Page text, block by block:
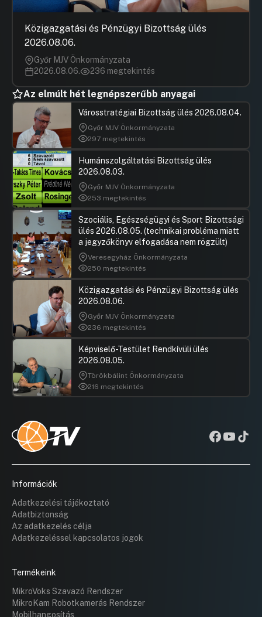
Közigazgatási és Pénzügyi Bizottság ülés
2026.08.06.
Győr MJV Önkormányzata
2026.08.06.
236 megtekintés
Az elmúlt hét legnépszerűbb anyagai
Városstratégiai Bizottság ülés 2026.08.04.
Győr MJV Önkormányzata
297 megtekintés
Humánszolgáltatási Bizottság ülés
2026.08.03.
Győr MJV Önkormányzata
253 megtekintés
Szociális, Egészségügyi és Sport Bizottsági
ülés 2026.08.05. (technikai probléma miatt
a jegyzőkönyv elfogadása nem rögzült)
Veresegyház Önkormányzata
250 megtekintés
Közigazgatási és Pénzügyi Bizottság ülés
2026.08.06.
Győr MJV Önkormányzata
236 megtekintés
Képviselő-Testület Rendkívüli ülés
2026.08.05.
Törökbálint Önkormányzata
216 megtekintés
Információk
Adatkezelési tájékoztató
Adatbiztonság
Az adatkezelés célja
Adatkezeléssel kapcsolatos jogok
Termékeink
MikroVoks Szavazó Rendszer
MikroKam Robotkamerás Rendszer
Mobilhangosítás